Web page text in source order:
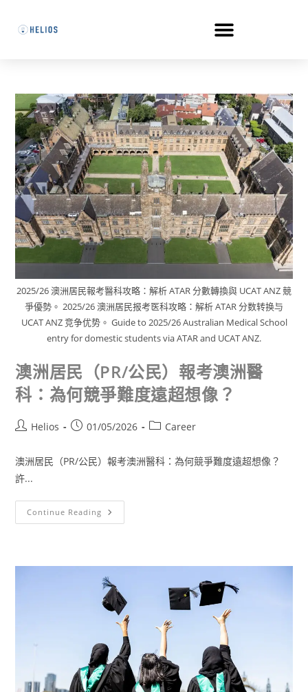
2025/26 澳洲居民報考醫科攻略：解析 ATAR 分數轉換與 UCAT ANZ 競
爭優勢。 2025/26 澳洲居民报考医科攻略：解析 ATAR 分数转换与
UCAT ANZ 竞争优势。 Guide to 2025/26 Australian Medical School
entry for domestic students via ATAR and UCAT ANZ.
澳洲居民（PR/公民）報考澳洲醫
科：為何競爭難度遠超想像？
Helios 01/05/2026 Career
澳洲居民（PR/公民）報考澳洲醫科：為何競爭難度遠超想像？
許...
Continue Reading